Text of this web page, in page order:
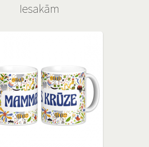
Iesakām